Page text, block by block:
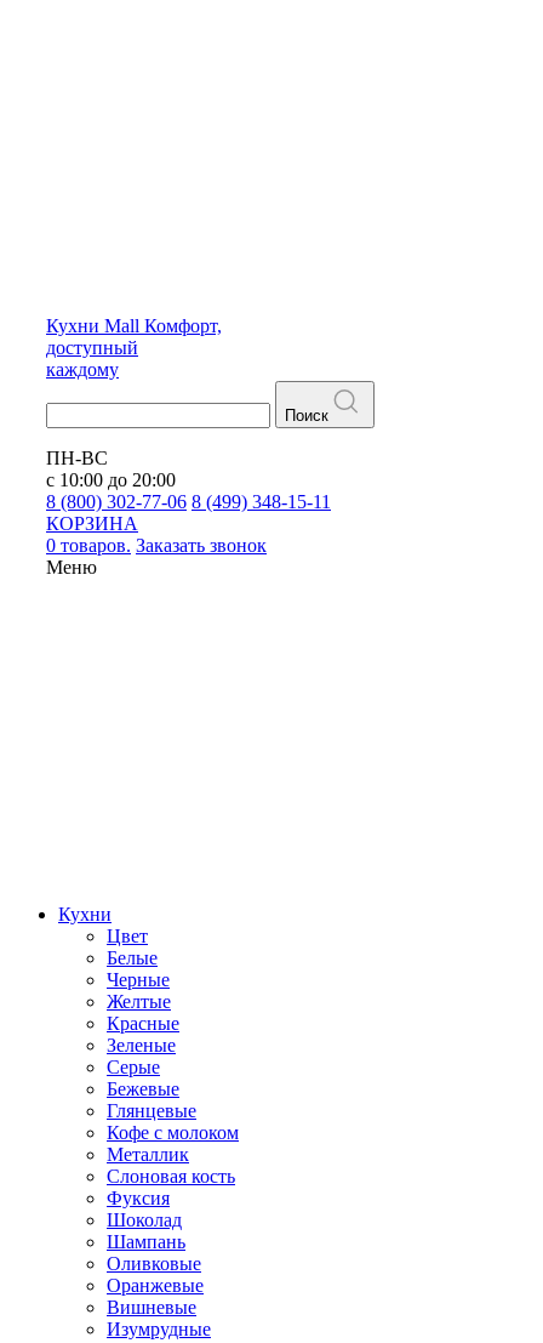
Кухни Mall Комфорт,
доступный
каждому
Поиск
ПН-ВС
с 10:00 до 20:00
8 (800) 302-77-06 8 (499) 348-15-11
КОРЗИНА
0 товаров. Заказать звонок
Меню
Кухни
Цвет
Белые
Черные
Желтые
Красные
Зеленые
Серые
Бежевые
Глянцевые
Кофе с молоком
Металлик
Слоновая кость
Фуксия
Шоколад
Шампань
Оливковые
Оранжевые
Вишневые
Изумрудные